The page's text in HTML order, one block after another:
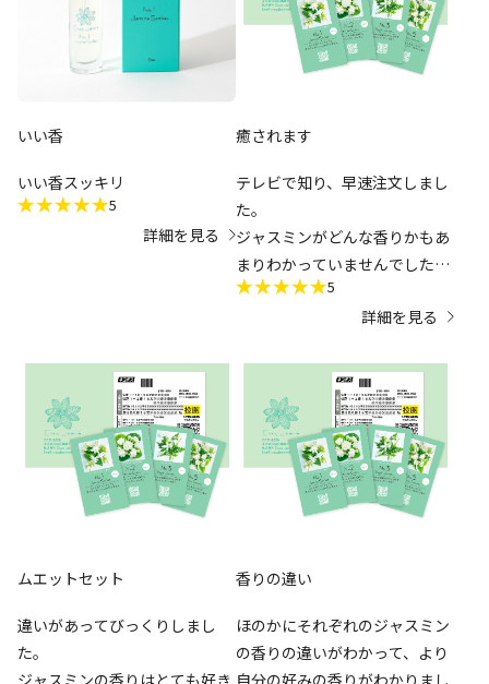
のは至難の業でしたが、待望の
コンプリートセットが発売され
嬉しく思います。2026年のシー
がワールドシリーズV3を達成す
ることを祈っています。
いい香
いい香スッキリ
5
詳細を見る
癒されます
テレビで知り、早速注文しまし
た。
ジャスミンがどんな香りかもあ
まりわかっていませんでした
が、バッグに忍ばれていたらふ
わっと香る香りに感動。香水な
したが。強くないかすかな香り
にとても癒されました。
ぜひ購入したいと思ってます。
5
詳細を見る
ムエットセット
違いがあってびっくりしまし
た。
ジャスミンの香りはとても好き
香りの違い
ほのかにそれぞれのジャスミン
の香りの違いがわかって、より
自分の好みの香りがわかりまし